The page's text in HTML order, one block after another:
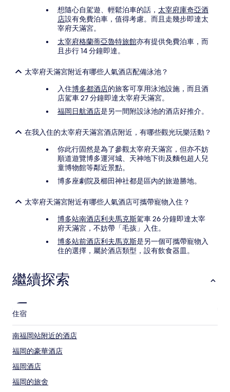
想隨心自駕遊、輕鬆泊車的話， 太宰府庫奇亞酒
店設有免費泊車，值得考慮。而且走幾步即達太
宰府天滿宮。
太宰府格蘭蒂亞魯特旅館亦有提供免費泊車，而
且步行 14 分鐘即達。
太宰府天滿宮附近有哪些人氣酒店配備泳池？
入住博多都酒店的旅客可享用泳池設施，而且酒
店駕車 27 分鐘即達太宰府天滿宮。
福岡日航酒店是另一間附設泳池的酒店好推介。
在我入住的太宰府天滿宮酒店附近，有哪些觀光玩樂活動？
你此行固然是為了參觀太宰府天滿宮，但亦不妨
順道遊覽博多運河城、天神地下街及麵包超人兒
童博物館等鄰近景點。
博多座劇院及櫛田神社都是區內的旅遊勝地。
太宰府天滿宮附近有哪些人氣酒店可攜帶寵物入住？
博多站南酒店利夫馬克斯駕車 26 分鐘即達太宰
府天滿宮，不妨帶「毛孩」入住。
博多站前酒店利夫馬克斯是另一個可攜帶寵物入
住的選擇，屬於酒店類型，設有飲食器皿。
繼續探索
住宿
南福岡站附近的酒店
福岡的豪華酒店
福岡酒店
福岡的旅舍